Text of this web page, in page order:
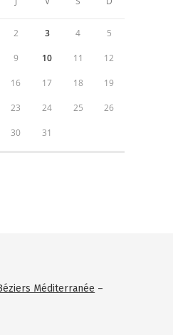
2 3 4 5
9 10 11 12
16 17 18 19
23 24 25 26
30 31
Méditerranée –